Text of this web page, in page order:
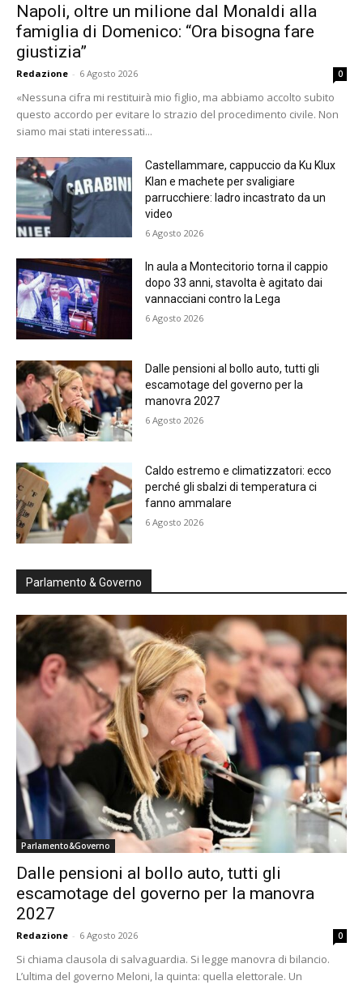
Napoli, oltre un milione dal Monaldi alla
famiglia di Domenico: “Ora bisogna fare
giustizia”
Redazione - 6 Agosto 2026 0
«Nessuna cifra mi restituirà mio figlio, ma abbiamo accolto subito
questo accordo per evitare lo strazio del procedimento civile. Non
siamo mai stati interessati...
Castellammare, cappuccio da Ku Klux
Klan e machete per svaligiare
parrucchiere: ladro incastrato da un
video
6 Agosto 2026
In aula a Montecitorio torna il cappio
dopo 33 anni, stavolta è agitato dai
vannacciani contro la Lega
6 Agosto 2026
Dalle pensioni al bollo auto, tutti gli
escamotage del governo per la
manovra 2027
6 Agosto 2026
Caldo estremo e climatizzatori: ecco
perché gli sbalzi di temperatura ci
fanno ammalare
6 Agosto 2026
Parlamento & Governo
Parlamento&Governo
Dalle pensioni al bollo auto, tutti gli
escamotage del governo per la manovra
2027
Redazione - 6 Agosto 2026 0
Si chiama clausola di salvaguardia. Si legge manovra di bilancio.
L’ultima del governo Meloni, la quinta: quella elettorale. Un